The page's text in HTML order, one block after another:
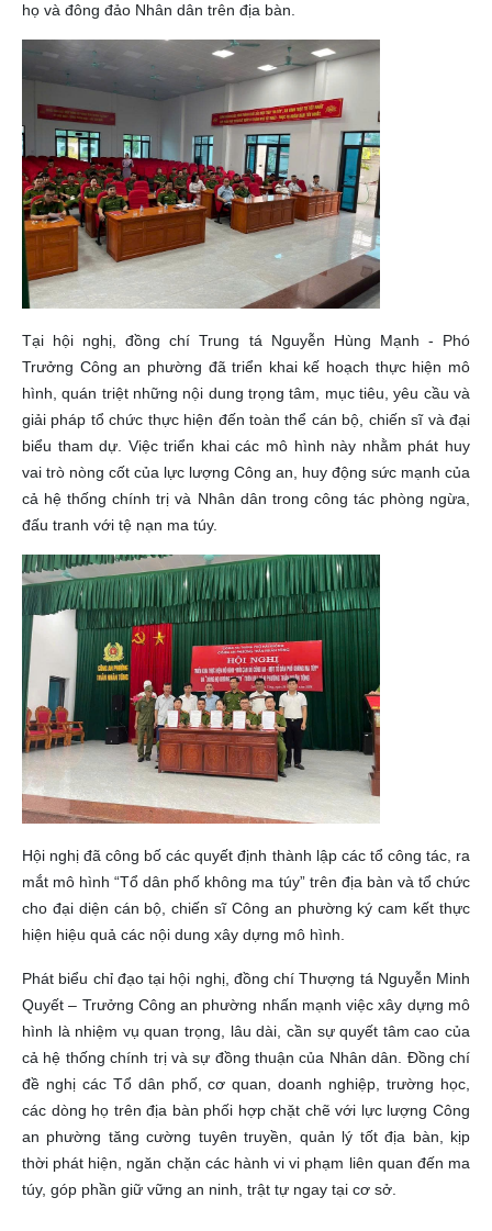
họ và đông đảo Nhân dân trên địa bàn.
Tại hội nghị, đồng chí Trung tá Nguyễn Hùng Mạnh - Phó
Trưởng Công an phường đã triển khai kế hoạch thực hiện mô
hình, quán triệt những nội dung trọng tâm, mục tiêu, yêu cầu và
giải pháp tổ chức thực hiện đến toàn thể cán bộ, chiến sĩ và đại
biểu tham dự. Việc triển khai các mô hình này nhằm phát huy
vai trò nòng cốt của lực lượng Công an, huy động sức mạnh của
cả hệ thống chính trị và Nhân dân trong công tác phòng ngừa,
đấu tranh với tệ nạn ma túy.
Hội nghị đã công bố các quyết định thành lập các tổ công tác, ra
mắt mô hình “Tổ dân phố không ma túy” trên địa bàn và tổ chức
cho đại diện cán bộ, chiến sĩ Công an phường ký cam kết thực
hiện hiệu quả các nội dung xây dựng mô hình.
Phát biểu chỉ đạo tại hội nghị, đồng chí Thượng tá Nguyễn Minh
Quyết – Trưởng Công an phường nhấn mạnh việc xây dựng mô
hình là nhiệm vụ quan trọng, lâu dài, cần sự quyết tâm cao của
cả hệ thống chính trị và sự đồng thuận của Nhân dân. Đồng chí
đề nghị các Tổ dân phố, cơ quan, doanh nghiệp, trường học,
các dòng họ trên địa bàn phối hợp chặt chẽ với lực lượng Công
an phường tăng cường tuyên truyền, quản lý tốt địa bàn, kịp
thời phát hiện, ngăn chặn các hành vi vi phạm liên quan đến ma
túy, góp phần giữ vững an ninh, trật tự ngay tại cơ sở.